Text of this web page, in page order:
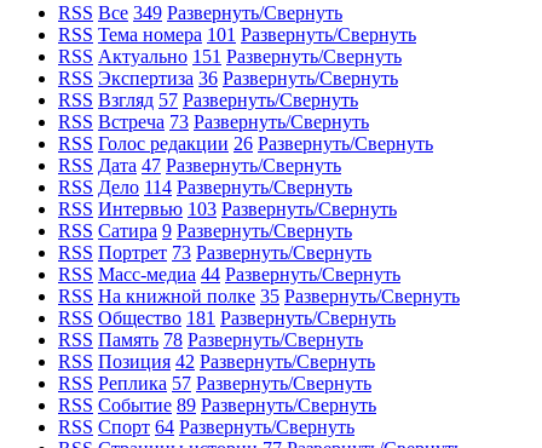
RSS Все 349 Развернуть/Свернуть
RSS Тема номера 101 Развернуть/Свернуть
RSS Актуально 151 Развернуть/Свернуть
RSS Экспертиза 36 Развернуть/Свернуть
RSS Взгляд 57 Развернуть/Свернуть
RSS Встреча 73 Развернуть/Свернуть
RSS Голос редакции 26 Развернуть/Свернуть
RSS Дата 47 Развернуть/Свернуть
RSS Дело 114 Развернуть/Свернуть
RSS Интервью 103 Развернуть/Свернуть
RSS Сатира 9 Развернуть/Свернуть
RSS Портрет 73 Развернуть/Свернуть
RSS Масс-медиа 44 Развернуть/Свернуть
RSS На книжной полке 35 Развернуть/Свернуть
RSS Общество 181 Развернуть/Свернуть
RSS Память 78 Развернуть/Свернуть
RSS Позиция 42 Развернуть/Свернуть
RSS Реплика 57 Развернуть/Свернуть
RSS Событие 89 Развернуть/Свернуть
RSS Спорт 64 Развернуть/Свернуть